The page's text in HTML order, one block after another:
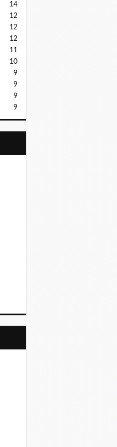
14
12
12
12
11
10
9
9
9
9